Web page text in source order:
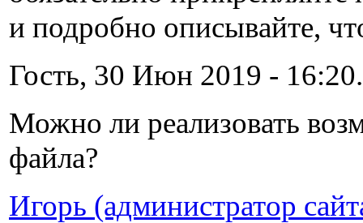
и подробно описывайте,
Гость, 30 Июн 2019 - 16:20.
Можно ли реализовать
файла?
Игорь (администратор